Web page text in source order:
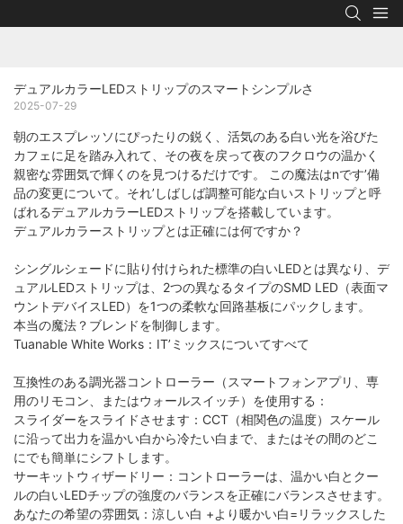
デュアルカラーLEDストリップのスマートシンプルさ
2025-07-29
朝のエスプレッソにぴったりの鋭く、活気のある白い光を浴びた
カフェに足を踏み入れて、その夜を戻って夜のフクロウの温かく
親密な雰囲気で輝くのを見つけるだけです。 この魔法はnです’備
品の変更について。それ’しばしば調整可能な白いストリップと呼
ばれるデュアルカラーLEDストリップを搭載しています。
デュアルカラーストリップとは正確には何ですか？
シングルシェードに貼り付けられた標準の白いLEDとは異なり、デ
ュアルLEDストリップは、2つの異なるタイプのSMD LED（表面マ
ウントデバイスLED）を1つの柔軟な回路基板にパックします。
本当の魔法？ブレンドを制御します。
Tuanable White Works：IT’ミックスについてすべて
互換性のある調光器コントローラー（スマートフォンアプリ、専
用のリモコン、またはウォールスイッチ）を使用する：
スライダーをスライドさせます：CCT（相関色の温度）スケール
に沿って出力を温かい白から冷たい白まで、またはその間のどこ
にでも簡単にシフトします。
サーキットウィザードリー：コントローラーは、温かい白とクー
ルの白いLEDチップの強度のバランスを正確にバランスさせます。
あなたの希望の雰囲気：涼しい白 +より暖かい白=リラックスした